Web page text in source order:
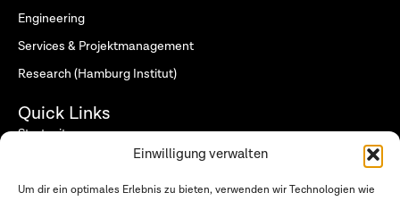
Einwilligung verwalten
Um dir ein optimales Erlebnis zu bieten, verwenden wir Technologien wie
Engineering
Services & Projektmanagement
Research (Hamburg Institut)
Quick Links
Startseite
Was wir tun